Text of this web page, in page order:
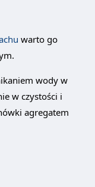
warto go
wody w
w czystości i
agregatem